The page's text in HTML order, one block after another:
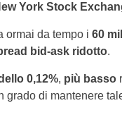
York Stock
ormai da tempo i 60
bid-ask ridotto.
0,12%, più basso
di mantenere